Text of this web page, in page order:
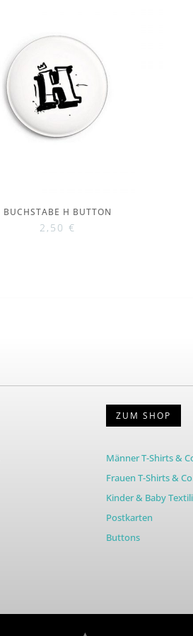
BUCHSTABE H BUTTON
2,50 €
ZUM SHOP
Männer T-Shirts &
Frauen T-Shirts &
Kinder & Baby
Postkarten
Buttons